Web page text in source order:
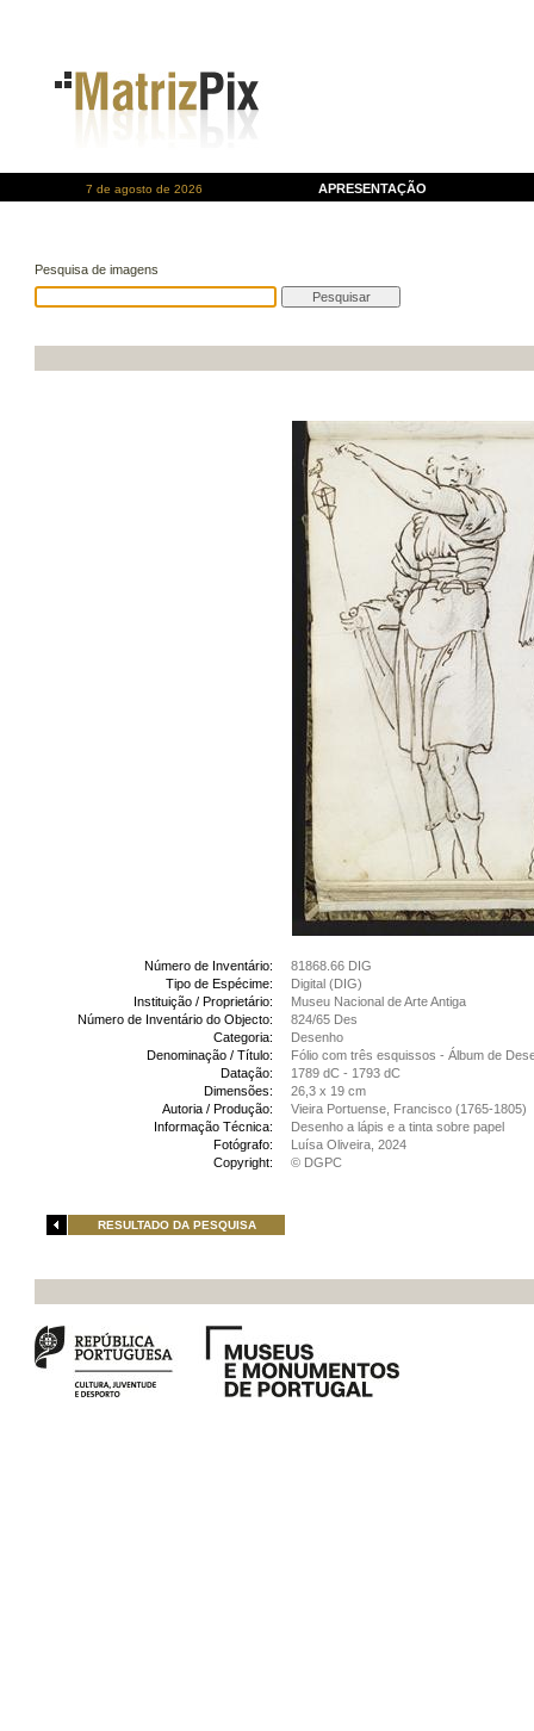
7 de agosto de 2026 APRESENTAÇÃO
Pesquisa de imagens
Número de Inventário:
81868.66 DIG
Tipo de Espécime:
Digital (DIG)
Instituição / Proprietário:
Museu Nacional de Arte Antiga
Número de Inventário do Objecto:
824/65 Des
Categoria:
Desenho
Denominação / Título:
Fólio com três esquissos - Álbum de
Datação:
1789 dC - 1793 dC
Dimensões:
26,3 x 19 cm
Autoria / Produção:
Vieira Portuense, Francisco (1765-1805)
Informação Técnica:
Desenho a lápis e a tinta sobre papel
Fotógrafo:
Luísa Oliveira, 2024
Copyright:
© DGPC
RESULTADO DA PESQUISA